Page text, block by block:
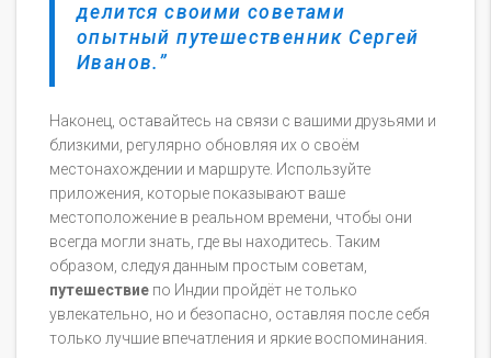
делится своими советами
опытный путешественник Сергей
Иванов.
Наконец, оставайтесь на связи с вашими друзьями и
близкими, регулярно обновляя их о своём
местонахождении и маршруте. Используйте
приложения, которые показывают ваше
местоположение в реальном времени, чтобы они
всегда могли знать, где вы находитесь. Таким
образом, следуя данным простым советам,
путешествие по Индии пройдёт не только
увлекательно, но и безопасно, оставляя после себя
только лучшие впечатления и яркие воспоминания.